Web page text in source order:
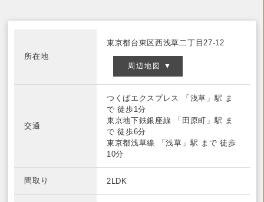
所在地
東京都台東区西浅草二丁目27-12
周辺地図 ▼
交通
つくばエクスプレス
「浅草」駅 ま
で 徒歩1分
東京地下鉄銀座線
「田原町」駅 ま
で 徒歩6分
東京都浅草線
「浅草」駅 まで 徒歩
10分
間取り 2LDK